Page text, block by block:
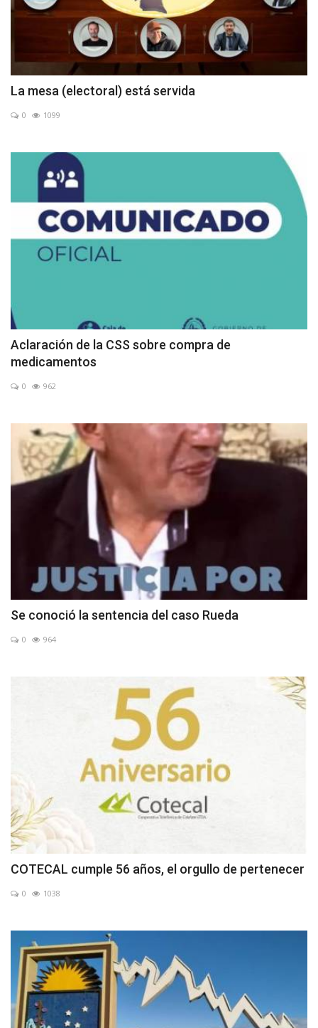
La mesa (electoral) está servida
0 1099
Aclaración de la CSS sobre compra de
medicamentos
0 962
Se conoció la sentencia del caso Rueda
0 964
COTECAL cumple 56 años, el orgullo de pertenecer
0 1038